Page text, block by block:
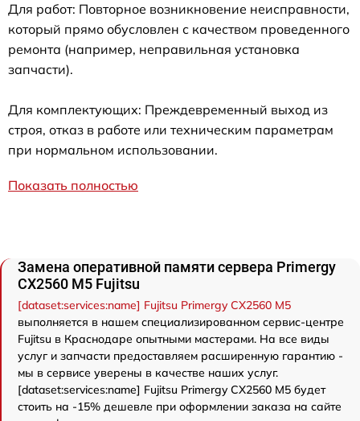
Для работ: Повторное возникновение неисправности,
который прямо обусловлен с качеством проведенного
ремонта (например, неправильная установка
запчасти).
Для комплектующих: Преждевременный выход из
строя, отказ в работе или техническим параметрам
при нормальном использовании.
Показать полностью
Замена оперативной памяти сервера Primergy
CX2560 M5 Fujitsu
[dataset:services:name] Fujitsu Primergy CX2560 M5
выполняется в нашем специализированном сервис-центре
Fujitsu в Краснодаре опытными мастерами. На все виды
услуг и запчасти предоставляем расширенную гарантию -
мы в сервисе уверены в качестве наших услуг.
[dataset:services:name] Fujitsu Primergy CX2560 M5 будет
стоить на -15% дешевле при оформлении заказа на сайте